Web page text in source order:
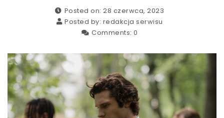
Posted on: 28 czerwca, 2023
Posted by: redakcja serwisu
Comments: 0